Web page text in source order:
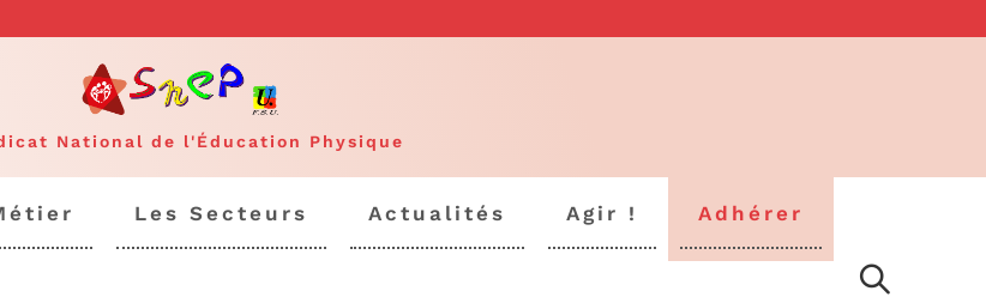
National de l'Éducation Physique
Les Secteurs Actualités Agir ! Adhérer